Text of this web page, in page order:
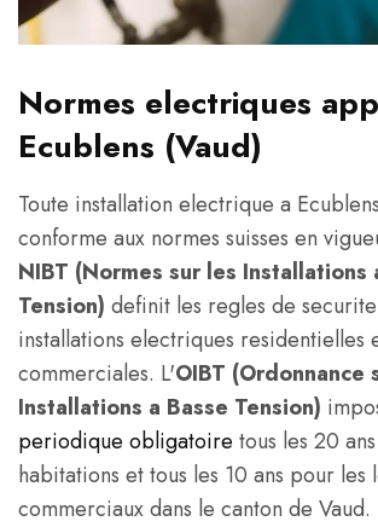
Normes electriques
Ecublens (Vaud)
Toute installation electrique a
conforme aux normes suisses en
NIBT (Normes sur les Installations
Tension) definit les regles de
installations electriques residentielles
commerciales. L'OIBT (Ordonnance
Installations a Basse Tension)
periodique obligatoire tous les 20
habitations et tous les 10 ans pour les
commerciaux dans le canton de Vaud.